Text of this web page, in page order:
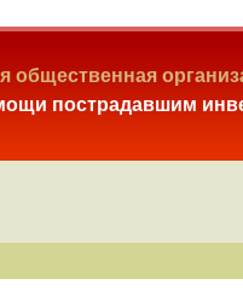
общественная
пострадавшим